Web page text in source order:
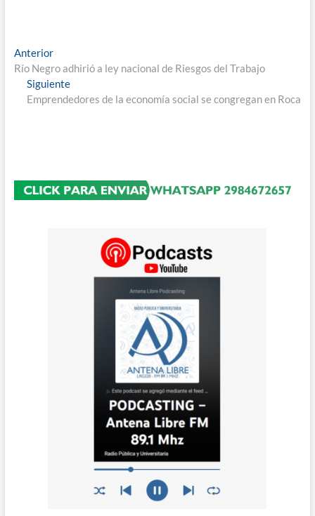
Navegación
de
entradas
AnteriorEntrada
anterior:
Río Negro adhirió a ley nacional de Riesgos del Trabajo
SiguienteEntrada
siguiente:
Emprendedores de la economía social se congregan en Roca